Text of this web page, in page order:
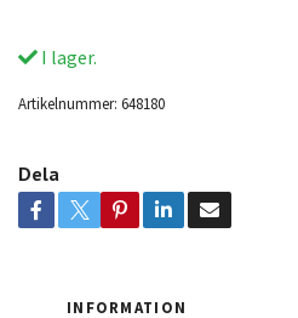
I lager.
Artikelnummer: 648180
Dela
INFORMATION